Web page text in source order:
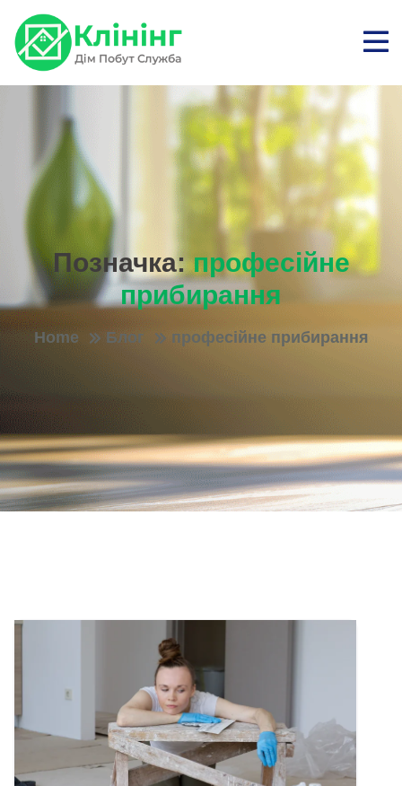
Позначка:професійне
прибирання
Home Блог професійне прибирання